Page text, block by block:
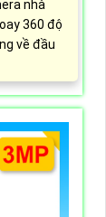
nhà
360 độ
về đầu